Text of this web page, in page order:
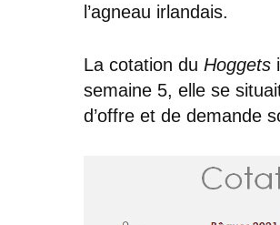
l’agneau irlandais.
La cotation du Hoggets
semaine 5, elle se
d’offre et de demande